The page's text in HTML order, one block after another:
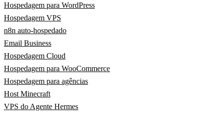
Hospedagem para WordPress
Hospedagem VPS
n8n auto-hospedado
Email Business
Hospedagem Cloud
Hospedagem para WooCommerce
Hospedagem para agências
Host Minecraft
VPS do Agente Hermes